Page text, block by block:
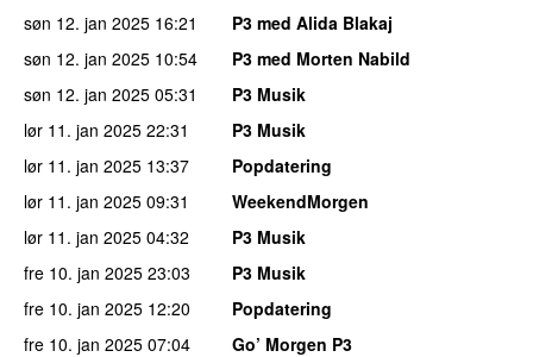
søn 12. jan 2025 16:21
P3 med Alida Blakaj
søn 12. jan 2025 10:54
P3 med Morten Nabild
søn 12. jan 2025 05:31
P3 Musik
lør 11. jan 2025 22:31
P3 Musik
lør 11. jan 2025 13:37
Popdatering
lør 11. jan 2025 09:31
WeekendMorgen
lør 11. jan 2025 04:32
P3 Musik
fre 10. jan 2025 23:03
P3 Musik
fre 10. jan 2025 12:20
Popdatering
fre 10. jan 2025 07:04
Go’ Morgen P3